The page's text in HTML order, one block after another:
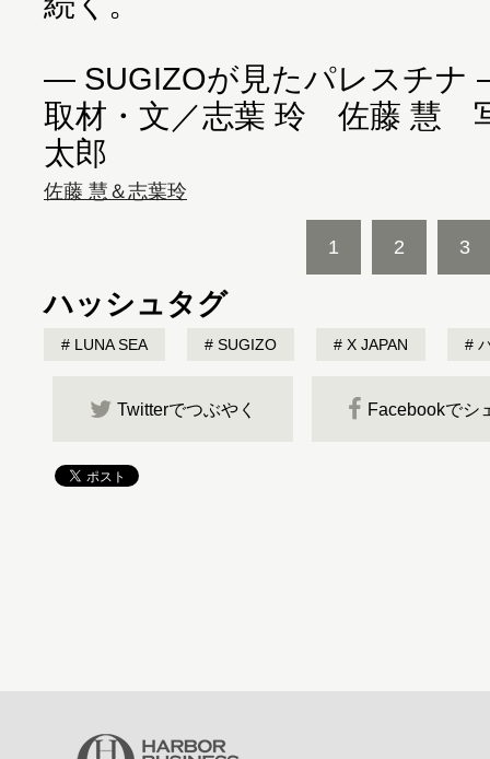
― SUGIZOが見たパレスチナ
取材・文／志葉 玲 佐藤 慧
太郎
佐藤 慧＆志葉玲
1 2 3
ハッシュタグ
LUNA SEA SUGIZO X JAPAN
Twitterでつぶやく Facebookでシ